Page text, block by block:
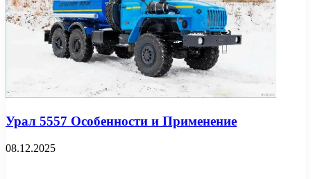
Урал 5557 Особенности и Применение
08.12.2025